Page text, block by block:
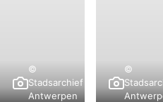
©
Stadsarchief
Antwerpen
©